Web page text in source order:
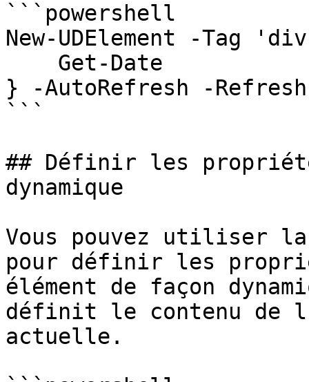
```powershell
New-UDElement -Tag
} -AutoRefresh -
```
## Définir les
dynamique
Vous pouvez utiliser la
pour définir les
élément de façon
définit le contenu de
actuelle.